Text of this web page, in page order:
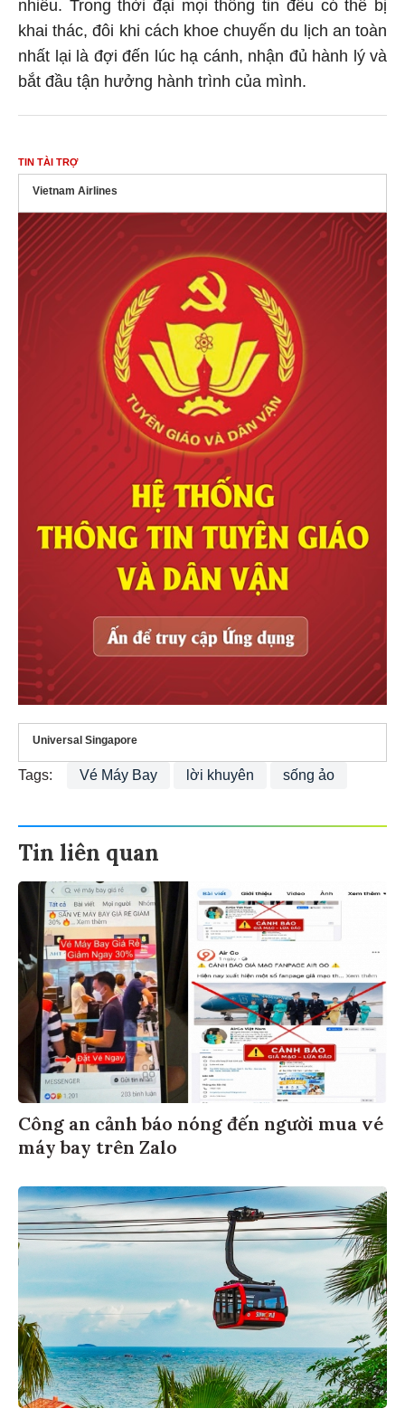
nhiều. Trong thời đại mọi thông tin đều có thể bị
khai thác, đôi khi cách khoe chuyến du lịch an toàn
nhất lại là đợi đến lúc hạ cánh, nhận đủ hành lý và
bắt đầu tận hưởng hành trình của mình.
TIN TÀI TRỢ
Vietnam Airlines
Universal Singapore
Tags: Vé Máy Bay lời khuyên sống ảo
Tin liên quan
Công an cảnh báo nóng đến người mua vé
máy bay trên Zalo